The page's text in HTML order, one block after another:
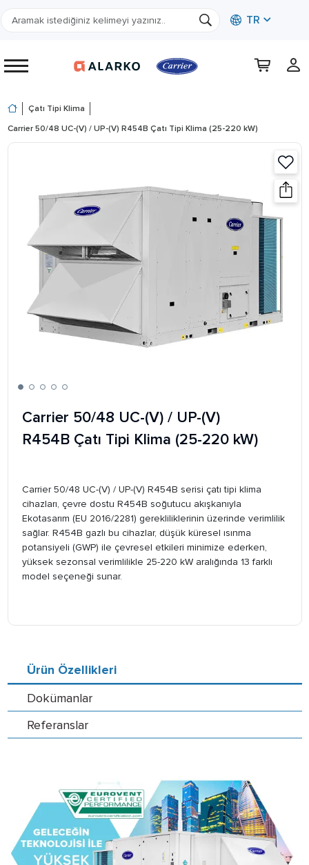
TR
Çatı Tipi Klima
Carrier 50/48 UC-(V) / UP-(V) R454B Çatı Tipi Klima (25-220 kW)
Carrier 50/48 UC-(V) / UP-(V)
R454B Çatı Tipi Klima (25-220 kW)
Carrier 50/48 UC-(V) / UP-(V) R454B serisi çatı tipi klima
cihazları, çevre dostu R454B soğutucu akışkanıyla
Ekotasarım (EU 2016/2281) gerekliliklerinin üzerinde verimlilik
sağlar. R454B gazlı bu cihazlar, düşük küresel ısınma
potansiyeli (GWP) ile çevresel etkileri minimize ederken,
yüksek sezonsal verimlilikle 25-220 kW aralığında 13 farklı
model seçeneği sunar.
Ürün Özellikleri
Dokümanlar
Referanslar